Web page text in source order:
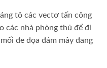
tỏ các vectơ tấn công
các nhà phòng thủ để đi
đe dọa đám mây đang